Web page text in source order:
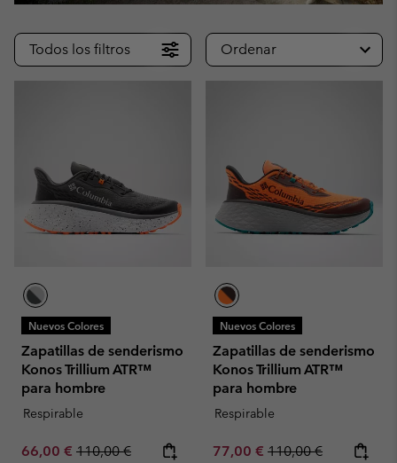
Todos los filtros Ordenar
Nuevos Colores
Zapatillas de senderismo
Konos Trillium ATR™
para hombre
Respirable
Sale price:
66,00 € Regular price:
110,00 €
Nuevos Colores
Zapatillas de senderismo
Konos Trillium ATR™
para hombre
Respirable
Sale price:
77,00 € Regular price:
110,00 €